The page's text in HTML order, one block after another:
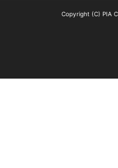
Copyright (C) PIA